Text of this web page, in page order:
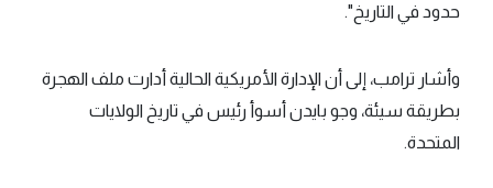
حدود في التاريخ".
وأشار ترامب، إلى أن الإدارة الأمريكية الحالية أدارت ملف الهجرة
بطريقة سيئة، وجو بايدن أسوأ رئيس في تاريخ الولايات
المتحدة.